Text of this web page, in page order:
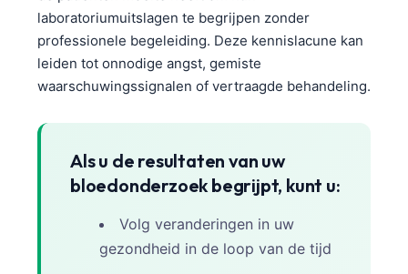
laboratoriumuitslagen te begrijpen zonder
professionele begeleiding. Deze kennislacune kan
leiden tot onnodige angst, gemiste
waarschuwingssignalen of vertraagde behandeling.
Als u de resultaten van uw
bloedonderzoek begrijpt, kunt u:
Volg veranderingen in uw
gezondheid in de loop van de tijd